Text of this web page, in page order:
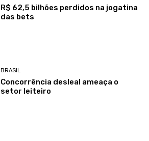
R$ 62,5 bilhões perdidos na jogatina
das bets
BRASIL
Concorrência desleal ameaça o
setor leiteiro